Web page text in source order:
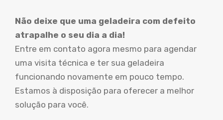
Não deixe que uma geladeira com defeito
atrapalhe o seu dia a dia!
Entre em contato agora mesmo para agendar
uma visita técnica e ter sua geladeira
funcionando novamente em pouco tempo.
Estamos à disposição para oferecer a melhor
solução para você.